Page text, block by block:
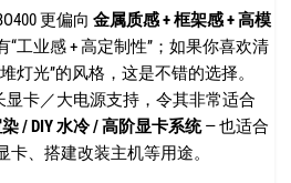
更偏向 金属质感 + 框架感 + 高模
工业感 + 高定制性”；如果你喜欢清
灯光”的风格，这是不错的选择。
显卡／大电源支持，令其非常适合
/ DIY 水冷 / 高阶显卡系统— 也适合
、搭建改装主机等用途。